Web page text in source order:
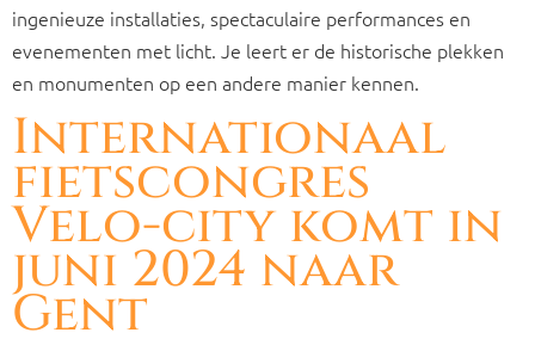
ingenieuze installaties, spectaculaire performances en
evenementen met licht. Je leert er de historische plekken
en monumenten op een andere manier kennen.
Internationaal
fietscongres
Velo-city komt in
juni 2024 naar
Gent